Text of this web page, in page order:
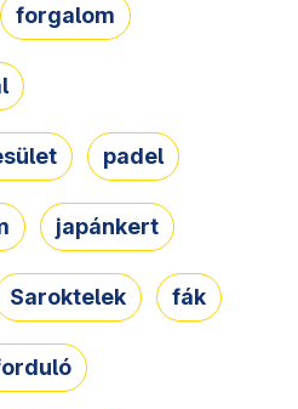
forgalom
padel
japánkert
Saroktelek fák